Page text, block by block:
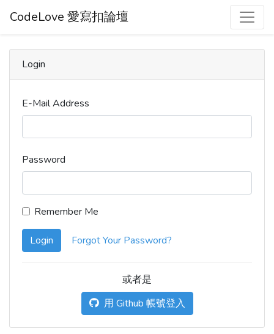
CodeLove 愛寫扣論壇
Login
E-Mail Address
Password
Remember Me
Login Forgot Your Password?
或者是
用 Github 帳號登入